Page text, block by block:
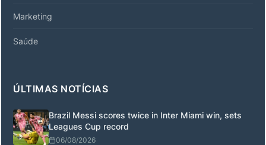
Marketing
Saúde
ÚLTIMAS NOTÍCIAS
Brazil Messi scores twice in Inter Miami win, sets
Leagues Cup record
06/08/2026